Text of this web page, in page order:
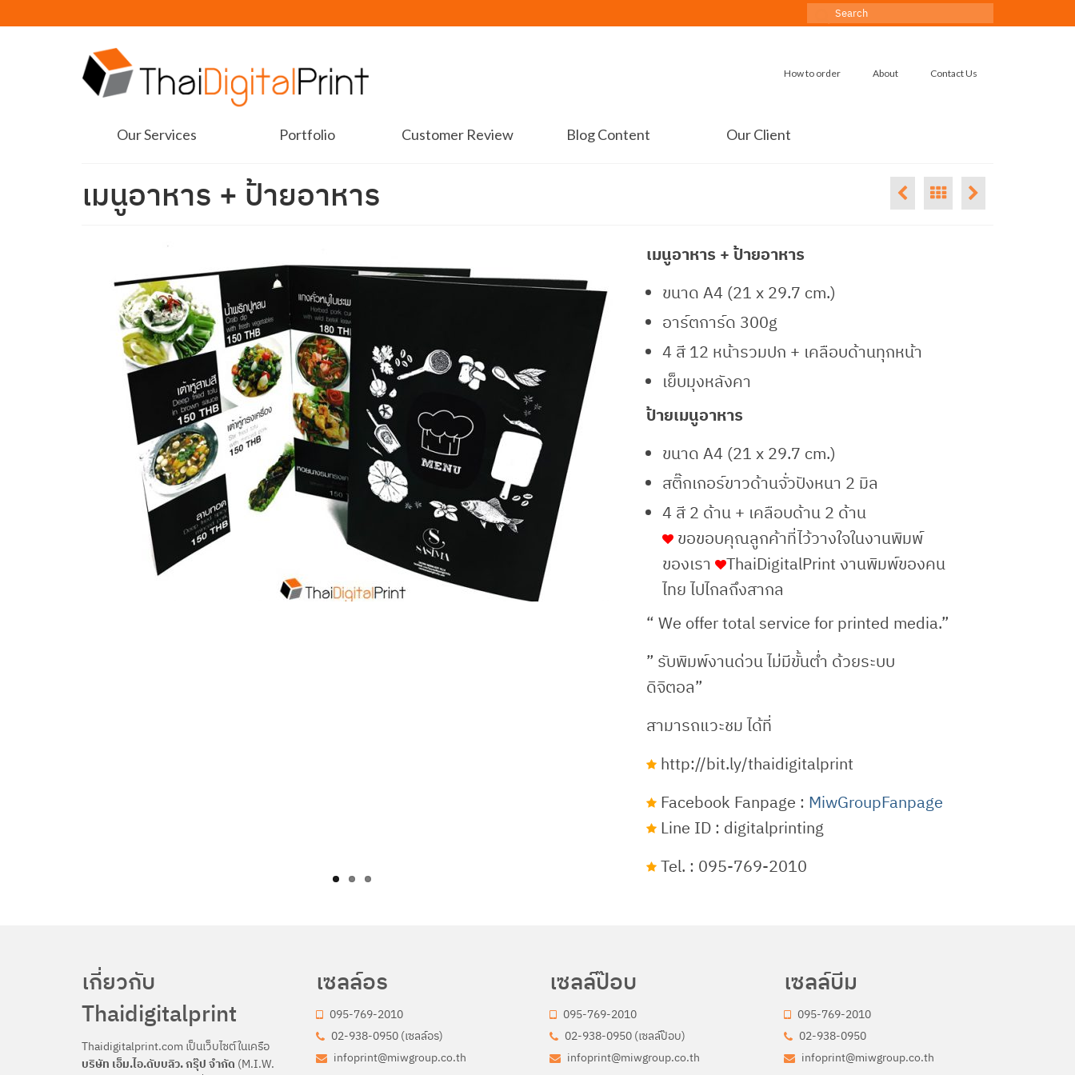
Search
How to order About Contact Us
Our Services Portfolio Customer Review Blog Content Our Client
เมนูอาหาร + ป้ายอาหาร
เมนูอาหาร + ป้ายอาหาร
ขนาด A4 (21 x 29.7 cm.)
อาร์ตการ์ด 300g
4 สี 12 หน้ารวมปก + เคลือบด้านทุกหน้า
เย็บมุงหลังคา
ป้ายเมนูอาหาร
ขนาด A4 (21 x 29.7 cm.)
สติ๊กเกอร์ขาวด้านจั่วปังหนา 2 มิล
4 สี 2 ด้าน + เคลือบด้าน 2 ด้าน
ขอขอบคุณลูกค้าที่ไว้วางใจในงานพิมพ์
ของเรา
ThaiDigitalPrint งานพิมพ์ของคน
ไทย ไปไกลถึงสากล
“ We offer total service for printed media.”
” รับพิมพ์งานด่วน ไม่มีขั้นต่ำ ด้วยระบบ
ดิจิตอล”
สามารถแวะชม ได้ที่
http://bit.ly/thaidigitalprint
Facebook Fanpage : MiwGroupFanpage
Line ID : digitalprinting
Tel. : 095-769-2010
เกี่ยวกับ
Thaidigitalprint
Thaidigitalprint.com เป็นเว็บไซต์ในเครือ
บริษัท เอ็ม.ไอ.ดับบลิว. กรุ๊ป จำกัด (M.I.W.
เซลล์อร
095-769-2010
02-938-0950 (เซลล์อร)
infoprint@miwgroup.co.th
เซลล์ป๊อบ
095-769-2010
02-938-0950 (เซลล์ป๊อบ)
infoprint@miwgroup.co.th
เซลล์บีม
095-769-2010
02-938-0950
infoprint@miwgroup.co.th